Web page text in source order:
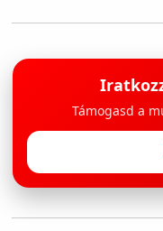
Támogasd a